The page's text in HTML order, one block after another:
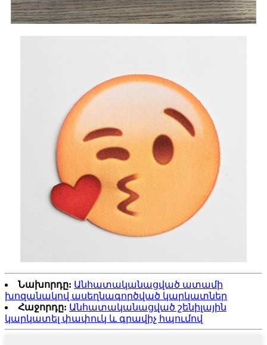
Նախորդը: Անհատականացված ատամի
խոզանակով ասեղնագործված կարկատներ
Հաջորդը: Անհատականացված շենիլային
կարկատել փափուկ և գրավիչ հպումով